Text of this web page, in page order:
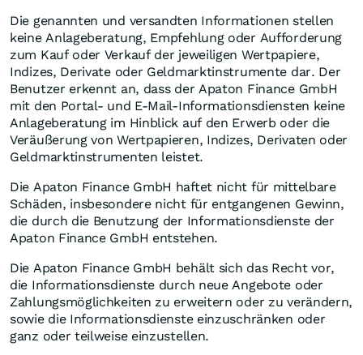
Die genannten und versandten Informationen stellen
keine Anlageberatung, Empfehlung oder Aufforderung
zum Kauf oder Verkauf der jeweiligen Wertpapiere,
Indizes, Derivate oder Geldmarktinstrumente dar. Der
Benutzer erkennt an, dass der Apaton Finance GmbH
mit den Portal- und E-Mail-Informationsdiensten keine
Anlageberatung im Hinblick auf den Erwerb oder die
Veräußerung von Wertpapieren, Indizes, Derivaten oder
Geldmarktinstrumenten leistet.
Die Apaton Finance GmbH haftet nicht für mittelbare
Schäden, insbesondere nicht für entgangenen Gewinn,
die durch die Benutzung der Informationsdienste der
Apaton Finance GmbH entstehen.
Die Apaton Finance GmbH behält sich das Recht vor,
die Informationsdienste durch neue Angebote oder
Zahlungsmöglichkeiten zu erweitern oder zu verändern,
sowie die Informationsdienste einzuschränken oder
ganz oder teilweise einzustellen.